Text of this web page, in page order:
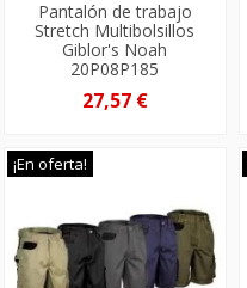
Pantalón de trabajo
Stretch Multibolsillos
Giblor's Noah
20P08P185
27,57 €
¡En oferta!